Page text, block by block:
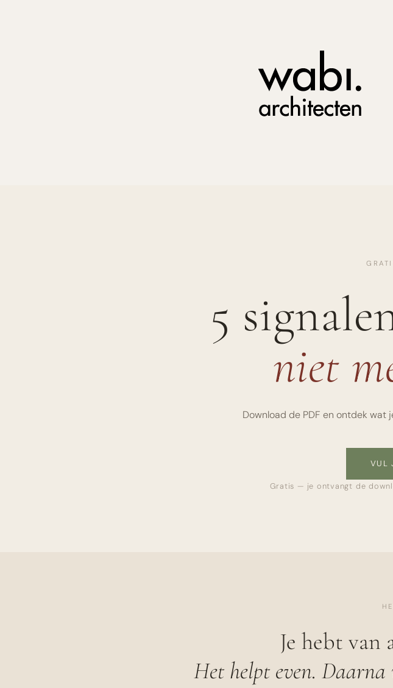
5
niet
Download de PDF en ontdek
VUL
Gratis — je ontvangt de
Je hebt van
Het helpt even. Daarna